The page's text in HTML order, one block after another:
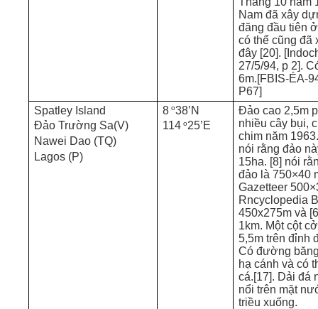
Nam đã xây
đăng đầu tiên
có thể cũng đã
đây [20].
27/5/94, p 2].
6m.[FBIS-ÉA-
P67]
Spatley Island
Đảo Trường Sa(V)
Nawei Dao (TQ)
Lagos (P)
8 o38’N
114 o25’E
Đảo cao 2,5m
nhiều cây bụi,
chim năm
nói rằng đảo
15ha. [8] nói
đảo là 750×40
Gazetteer
Rncyclopedia
450x275m và
1km. Một cột
5,5m trên đỉnh
Có đường
hạ cánh và có
cá.[17]. Dải đá
nổi trên mặt
triều xuống.